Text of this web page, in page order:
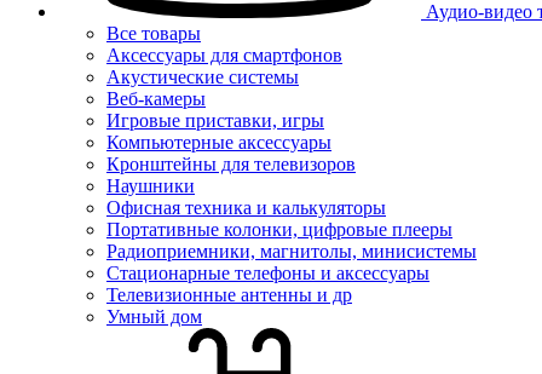
Аудио-видео
Все товары
Аксессуары для смартфонов
Акустические системы
Веб-камеры
Игровые приставки, игры
Компьютерные аксессуары
Кронштейны для телевизоров
Наушники
Офисная техника и калькуляторы
Портативные колонки, цифровые плееры
Радиоприемники, магнитолы, минисистемы
Стационарные телефоны и аксессуары
Телевизионные антенны и др
Умный дом